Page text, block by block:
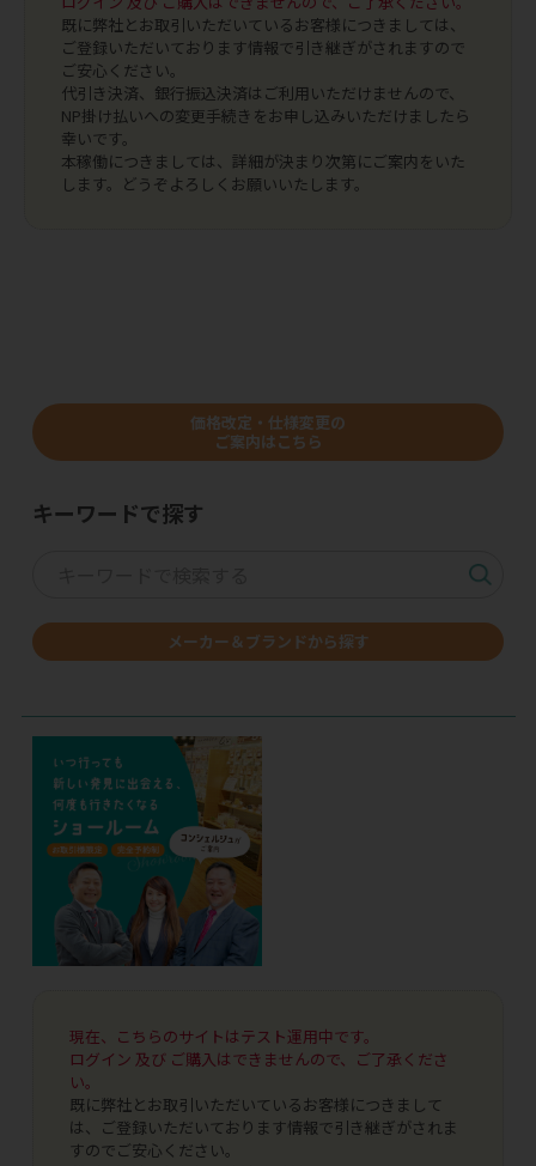
既に弊社とお取引いただいているお客様につきましては、
ご登録いただいております情報で引き継ぎがされますので
ご安心ください。
代引き決済、銀行振込決済はご利用いただけませんので、
NP掛け払いへの変更手続きをお申し込みいただけましたら
幸いです。
本稼働につきましては、詳細が決まり次第にご案内をいた
します。どうぞよろしくお願いいたします。
価格改定・仕様変更の
ご案内はこちら
キーワードで探す
メーカー＆ブランドから探す
現在、こちらのサイトはテスト運用中です。
ログイン 及び ご購入はできませんので、ご了承くださ
い。
既に弊社とお取引いただいているお客様につきまして
は、ご登録いただいております情報で引き継ぎがされま
すのでご安心ください。